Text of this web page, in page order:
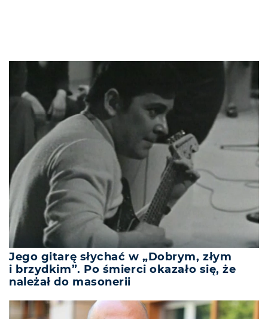
Jego gitarę słychać w „Dobrym, złym
i brzydkim”. Po śmierci okazało się, że
należał do masonerii